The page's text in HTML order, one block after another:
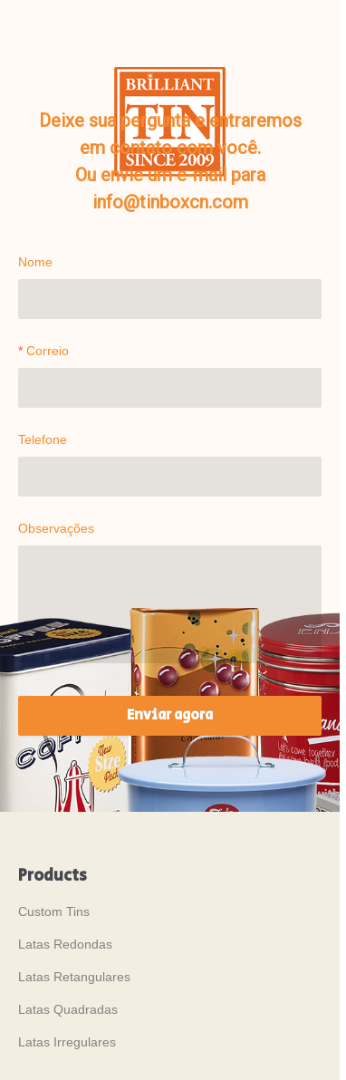
Deixe sua pergunta e entraremos
em contato com você.
Ou envie um e-mail para
info@tinboxcn.com
Nome
Correio
Telefone
Observações
Enviar agora
Products
Custom Tins
Latas Redondas
Latas Retangulares
Latas Quadradas
Latas Irregulares